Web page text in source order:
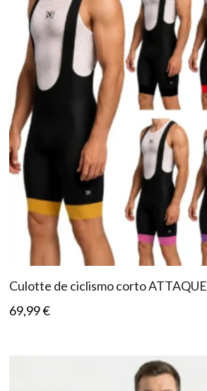
Culotte de ciclismo corto ATTAQUE
69,99€